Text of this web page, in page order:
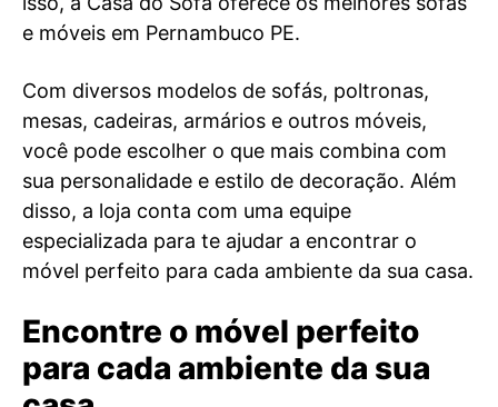
e móveis em Pernambuco PE.
Com diversos modelos de sofás, poltronas,
mesas, cadeiras, armários e outros móveis,
você pode escolher o que mais combina com
sua personalidade e estilo de decoração. Além
disso, a loja conta com uma equipe
especializada para te ajudar a encontrar o
móvel perfeito para cada ambiente da sua casa.
Encontre o móvel perfeito
para cada ambiente da sua